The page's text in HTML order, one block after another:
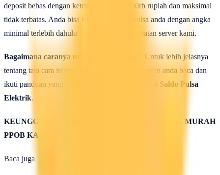
deposit bebas dengan ketentuan minimal 50rb rupiah dan maksimal
tidak terbatas. Anda bisa isi deposit saldo pulsa anda dengan angka
minimal terlebih dahulu untuk uji coba kehebatan server kami.
Bagaimana caranya mengisi saldo pulsa ?
Untuk lebih jelasnya
tentang tata cara isi saldo deposit pulsa ini silahkan anda baca dan
ikuti panduan yang terdapat di halaman :
Cara isi Saldo Pulsa
Elektrik.
KEUNGGULAN & KELEBIHAN SERVER PULSA MURAH
PPOB KAMI
Baca juga